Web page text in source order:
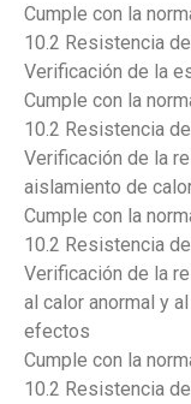
Cumple con la
10.2 Resistencia
Verificación de la
Cumple con la
10.2 Resistencia
Verificación de la
aislamiento de
Cumple con la
10.2 Resistencia
Verificación de la
al calor anormal y
efectos
Cumple con la
10.2 Resistencia